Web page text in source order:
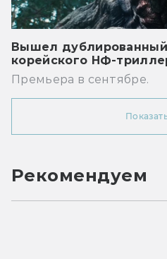
Вышел
корейского НФ-
Премьера в сентябре.
Рекомендуем